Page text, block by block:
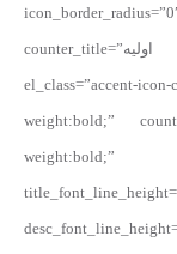
counter_title=”نمونه اولیه” counter_value=”7″ speed=”3″
el_class=”accent-
weight:bold;”
weight:bold;”